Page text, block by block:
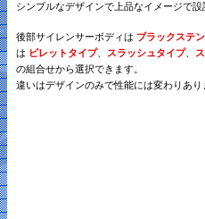
シンプルなデザインで上品なイメージで
後部サイレンサーボディは ブラックステ
は ビレットタイプ、 スラッシュタイプ、
の組合せから選択できます。
違いはデザインのみで性能には変わりあ